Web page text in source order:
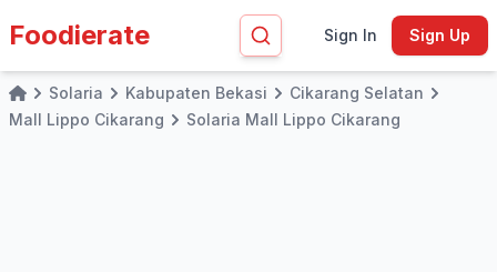
Foodierate Sign In Sign Up
HomeSolaria Kabupaten Bekasi
Cikarang Selatan
Mall Lippo Cikarang
Solaria Mall Lippo Cikarang